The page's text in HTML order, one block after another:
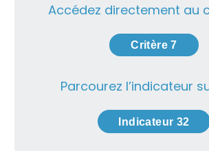
Accédez directement au
Critère 7
Parcourez l’indicateur
Indicateur 32